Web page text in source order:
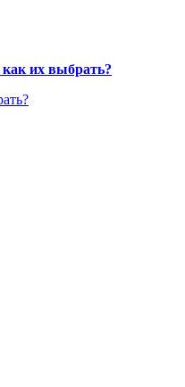
их выбрать?